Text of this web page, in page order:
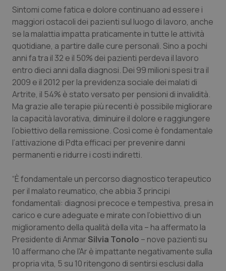
Provincia Autonoma di Bolzano
Provincia Autonoma di Trento
Puglia
Sardegna
Sicilia
Toscana
Valle D’Aosta
Veneto
Infezioni & Febbre
Ipertensione & Scompenso
Malattie rare
Malattia di Crohn & Rettocolite Ulcerosa
Neuroscienze & patologie neurodegenerative
Obesità
Oncodermatologia
Oncoematologia
Oncologia & Nutrizione
Sintomi come fatica e dolore continuano ad essere i
maggiori ostacoli dei pazienti sul luogo di lavoro, anche
se la malattia impatta praticamente in tutte le attività
quotidiane, a partire dalle cure personali. Sino a pochi
anni fa tra il 32 e il 50% dei pazienti perdeva il lavoro
entro dieci anni dalla diagnosi. Dei 99 milioni spesi tra il
2009 e il 2012 per la previdenza sociale dei malati di
Artrite, il 54% è stato versato per pensioni di invalidità.
Ma grazie alle terapie più recenti è possibile migliorare
la capacità lavorativa, diminuire il dolore e raggiungere
l’obiettivo della remissione. Così come è fondamentale
l’attivazione di Pdta efficaci per prevenire danni
permanenti e ridurre i costi indiretti.
“È fondamentale un percorso diagnostico terapeutico
per il malato reumatico, che abbia 3 principi
fondamentali: diagnosi precoce e tempestiva, presa in
carico e cure adeguate e mirate con l’obiettivo di un
miglioramento della qualità della vita – ha affermato la
Presidente di Anmar Silvia Tonolo – nove pazienti su
10 affermano che l'Ar è impattante negativamente sulla
propria vita, 5 su 10 ritengono di sentirsi esclusi dalla